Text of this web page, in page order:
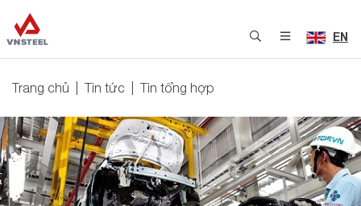
EN
Trang chủ Tin tức Tin tổng hợp